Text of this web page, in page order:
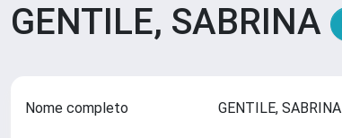
GENTILE, SABRINA
Nome completo GENTILE, SABRINA